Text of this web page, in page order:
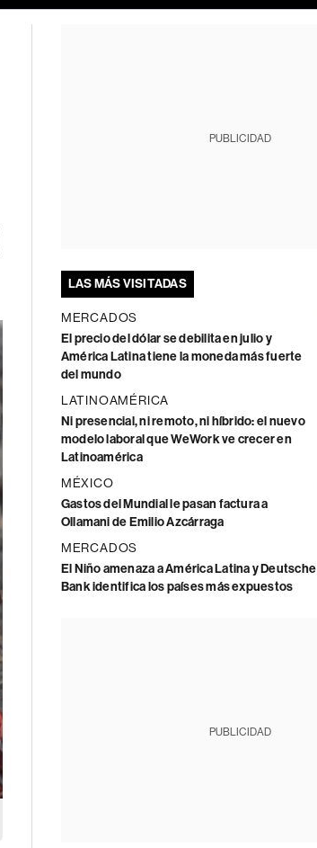
PUBLICIDAD
LAS MÁS VISITADAS
MERCADOS
El precio del dólar se debilita en julio y
América Latina tiene la moneda más fuerte
del mundo
LATINOAMÉRICA
Ni presencial, ni remoto, ni híbrido: el nuevo
modelo laboral que WeWork ve crecer en
Latinoamérica
MÉXICO
Gastos del Mundial le pasan factura a
Ollamani de Emilio Azcárraga
MERCADOS
El Niño amenaza a América Latina y Deutsche
Bank identifica los países más expuestos
PUBLICIDAD